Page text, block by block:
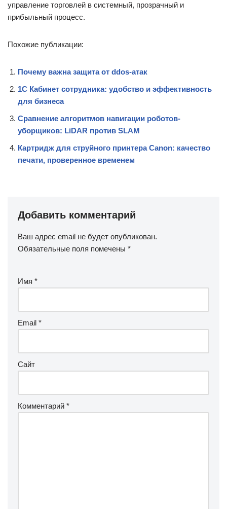
управление торговлей в системный, прозрачный и
прибыльный процесс.
Похожие публикации:
Почему важна защита от ddos-атак
1С Кабинет сотрудника: удобство и эффективность
для бизнеса
Сравнение алгоритмов навигации роботов-
уборщиков: LiDAR против SLAM
Картридж для струйного принтера Canon: качество
печати, проверенное временем
Добавить комментарий
Ваш адрес email не будет опубликован.
Обязательные поля помечены *
Имя *
Email *
Сайт
Комментарий *